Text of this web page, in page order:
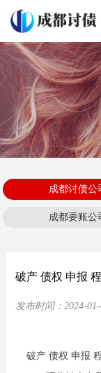
成都讨债公
成都要账公
破产 债权 申报
发布时间： 2024-
破产 债权 申报